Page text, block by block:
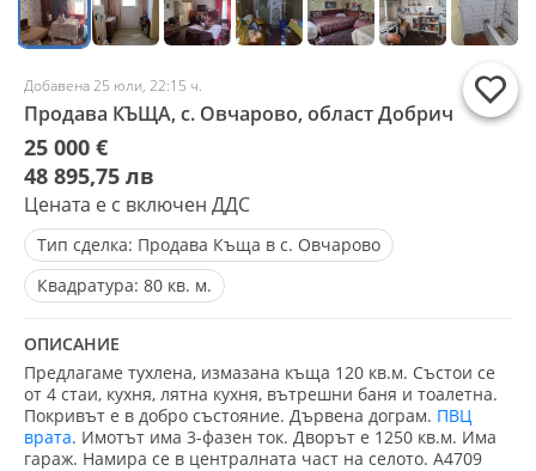
Добавена 25 юли, 22:15 ч.
Продава КЪЩА, с. Овчарово, област Добрич
25 000 €
48 895,75 лв
Цената е с включен ДДС
Тип сделка: Продава Къща в с. Овчарово
Квадратура: 80 кв. м.
ОПИСАНИЕ
Предлагаме тухлена, измазана къща 120 кв.м. Състои се
от 4 стаи, кухня, лятна кухня, вътрешни баня и тоалетна.
Покривът е в добро състояние. Дървена дограм. ПВЦ
врата. Имотът има 3-фазен ток. Дворът е 1250 кв.м. Има
гараж. Намира се в централната част на селото. А4709